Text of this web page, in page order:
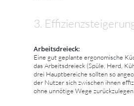
3.
Arbeitsdreieck:
Eine gut geplante ergonomische
das Arbeitsdreieck (Spüle, Herd,
drei Hauptbereiche sollten so
der Nutzer sich zwischen ihnen
ohne unnötige Wege zurückzulegen.